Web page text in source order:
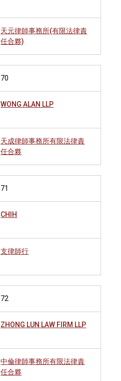
天元律師事務所(有限法律責
任合夥)
70
WONG ALAN LLP
天成律師事務所有限法律責
任合夥
71
CHIH
支律師行
72
ZHONG LUN LAW FIRM LLP
中倫律師事務所有限法律責
任合夥